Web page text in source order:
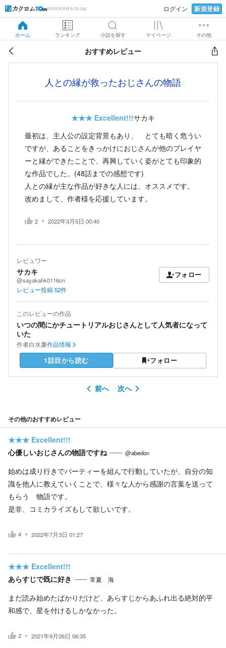
KADOKAWA Group ログイン 新規登録
ホーム ランキング 小説を探す マイページ その他
おすすめレビュー
人との縁が救ったおじさんの物語
★★★ Excellent!!!サカキ
最初は、主人公の設定背景もあり、 とても暗く危うい
ですが、あることをきっかけにおじさんが他のプレイヤ
ーと縁ができたことで、再興していく姿がとても印象的
な作品でした。(48話までの感想です)
人との縁が主な作品が好きな人には、オススメです。
改めまして、作者様を応援しています。
2 2022年3月5日 00:40
レビュワー
サカキ
@sayakahk0116cn
フォロー
レビュー投稿52件
このレビューの作品
いつの間にかチュートリアルおじさんとして人気者になって
いた
作者白水廉作品情報
1話目から読む フォロー
前へ 次へ
その他のおすすめレビュー
★★★ Excellent!!!
心優しいおじさんの物語ですね
@abedon
始めは成り行きでパーティーを組んで行動していたが、自分の知
識を他人に教えていくことで、様々な人から感謝の言葉を送って
もらう 物語です。
是非、コミカライズもして欲しいです。
4 2022年7月3日 01:27
★★★ Excellent!!!
あらすじで既に好き
常夏 海
まだ読み始めたばかりだけど、あらすじからあふれ出る絶対的平
和感で、星を付けるしかなかった。
2 2021年9月26日 06:35